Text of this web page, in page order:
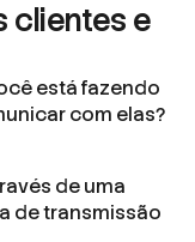
clientes e
está fazendo
com elas?
de uma
de transmissão